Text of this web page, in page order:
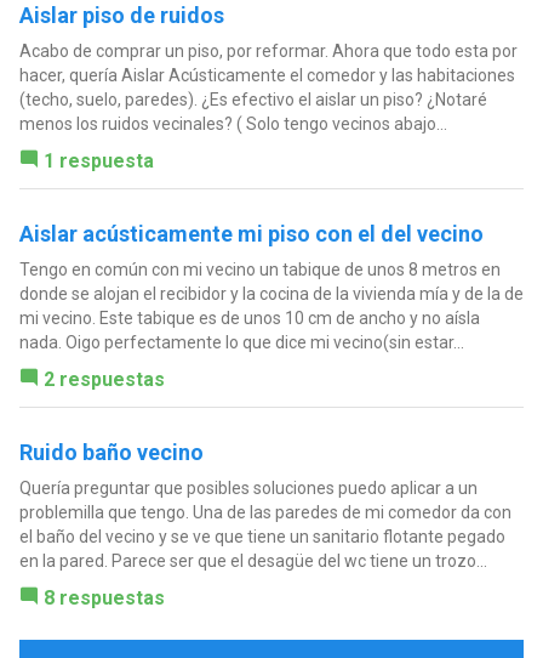
Aislar piso de ruidos
Acabo de comprar un piso, por reformar. Ahora que todo esta por
hacer, quería Aislar Acústicamente el comedor y las habitaciones
(techo, suelo, paredes). ¿Es efectivo el aislar un piso? ¿Notaré
menos los ruidos vecinales? ( Solo tengo vecinos abajo...
1 respuesta
Aislar acústicamente mi piso con el del vecino
Tengo en común con mi vecino un tabique de unos 8 metros en
donde se alojan el recibidor y la cocina de la vivienda mía y de la de
mi vecino. Este tabique es de unos 10 cm de ancho y no aísla
nada. Oigo perfectamente lo que dice mi vecino(sin estar...
2 respuestas
Ruido baño vecino
Quería preguntar que posibles soluciones puedo aplicar a un
problemilla que tengo. Una de las paredes de mi comedor da con
el baño del vecino y se ve que tiene un sanitario flotante pegado
en la pared. Parece ser que el desagüe del wc tiene un trozo...
8 respuestas